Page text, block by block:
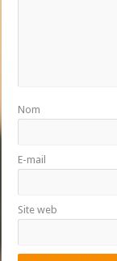
Nom
E-mail
Site web